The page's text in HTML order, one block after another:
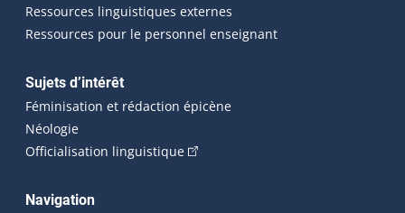
Ressources linguistiques externes
Ressources pour le personnel enseignant
Sujets d’intérêt
Féminisation et rédaction épicène
Néologie
Officialisation linguistique(Cet hyperlien externe s'ouvrira
Navigation